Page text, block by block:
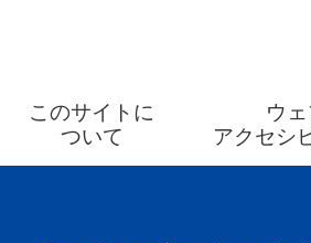
このサイトに
ついて
ウ
アクセシ